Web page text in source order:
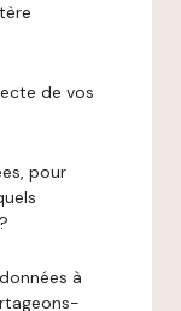
de vos
pour
à